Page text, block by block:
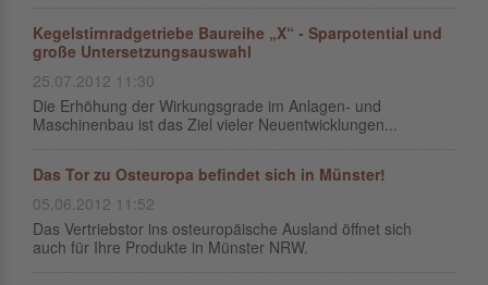
Kegelstirnradgetriebe Baureihe „X“ - Sparpotential und
große Untersetzungsauswahl
25.07.2012 11:30
Die Erhöhung der Wirkungsgrade im Anlagen- und
Maschinenbau ist das Ziel vieler Neuentwicklungen...
Das Tor zu Osteuropa befindet sich in Münster!
05.06.2012 11:52
Das Vertriebstor ins osteuropäische Ausland öffnet sich
auch für Ihre Produkte in Münster NRW.